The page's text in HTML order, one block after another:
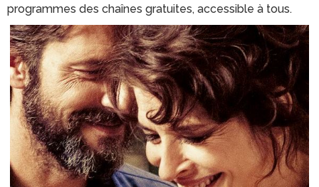
programmes des chaînes gratuites, accessible à tous.